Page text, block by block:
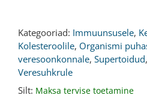
Kategooriad: Immuunsusele,
Kolesteroolile, Organismi
veresoonkonnale, Supertoidud,
Veresuhkrule
Silt: Maksa tervise toetamine